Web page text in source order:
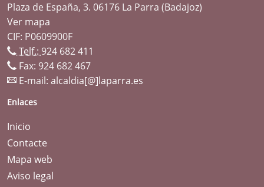
Plaza de España, 3. 06176 La Parra (Badajoz)
Ver mapa
CIF: P0609900F
Telf.: 924 682 411
Fax: 924 682 467
E-mail: alcaldia[@]laparra.es
Enlaces
Inicio
Contacte
Mapa web
Aviso legal